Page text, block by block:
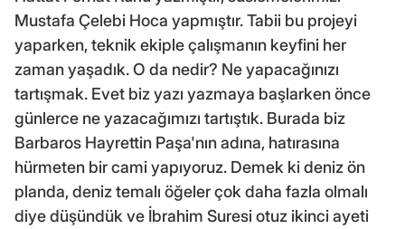
Mustafa Çelebi Hoca yapmıştır. Tabii bu projeyi
yaparken, teknik ekiple çalışmanın keyfini her
zaman yaşadık. O da nedir? Ne yapacağınızı
tartışmak. Evet biz yazı yazmaya başlarken önce
günlerce ne yazacağımızı tartıştık. Burada biz
Barbaros Hayrettin Paşa'nın adına, hatırasına
hürmeten bir cami yapıyoruz. Demek ki deniz ön
planda, deniz temalı öğeler çok daha fazla olmalı
diye düşündük ve İbrahim Suresi otuz ikinci ayeti